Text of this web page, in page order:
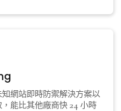
網站即時防禦解決方案以
能比其他廠商快 24 小時